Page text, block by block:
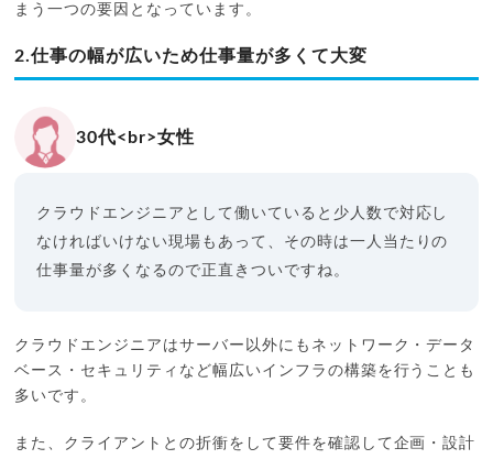
まう一つの要因となっています。
2.仕事の幅が広いため仕事量が多くて大変
30代<br>女性
クラウドエンジニアとして働いていると少人数で対応し
なければいけない現場もあって、その時は一人当たりの
仕事量が多くなるので正直きついですね。
クラウドエンジニアはサーバー以外にもネットワーク・データ
ベース・セキュリティなど幅広いインフラの構築を行うことも
多いです。
また、クライアントとの折衝をして要件を確認して企画・設計